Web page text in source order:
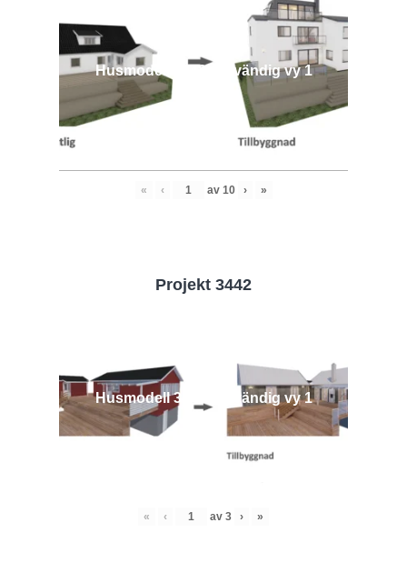
Husmodell 1042 - Utvändig vy 1
« ‹ av 10 › »
Projekt 3442
Husmodell 3442 - Utvändig vy 1
« ‹ av 3 › »